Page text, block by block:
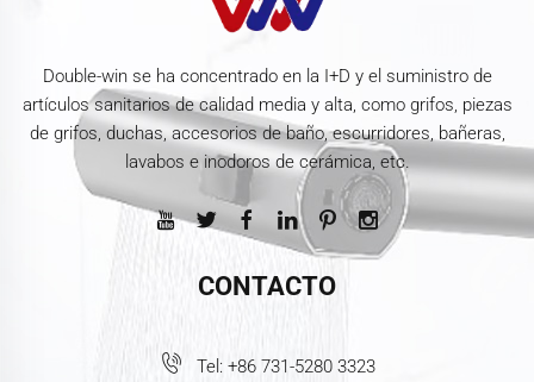
Double-win se ha concentrado en la I+D y el suministro de
artículos sanitarios de calidad media y alta, como grifos, piezas
de grifos, duchas, accesorios de baño, escurridores, bañeras,
lavabos e inodoros de cerámica, etc.
CONTACTO
Tel: +86 731-5280 3323